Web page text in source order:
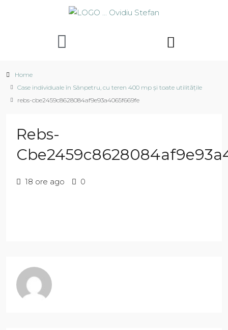
Home
Case individuale în Sânpetru, cu teren 400 mp și toate utilitățile
rebs-cbe2459c8628084af9e93a4065f669fe
Rebs-
18 ore ago 0